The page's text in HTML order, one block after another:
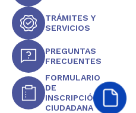
TRÁMITES Y
SERVICIOS
PREGUNTAS
FRECUENTES
FORMULARIO
DE
INSCRIPCIÓN
CIUDADANA